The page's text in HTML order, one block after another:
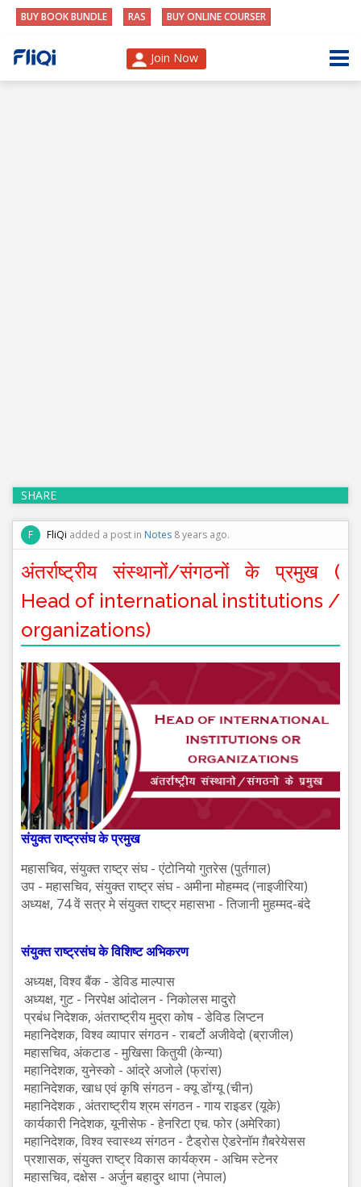
BUY BOOK BUNDLE RAS BUY ONLINE COURSER
Join Now
SHARE
F FliQi added a post in Notes 8 years ago.
अंतर्राष्ट्रीय संस्थानों/संगठनों के प्रमुख (
Head of international institutions /
organizations)
संयुक्तराष्ट्रसंघकेप्रमुख
महासचिव, संयुक्त राष्ट्र संघ - एंटोनियो गुतरेस (पुर्तगाल)
उप - महासचिव, संयुक्त राष्ट्र संघ - अमीना मोहम्मद (नाइजीरिया)
अध्यक्ष, 74 वें सत्र मे संयुक्त राष्ट्र महासभा - तिजानी मुहम्मद-बंदे
संयुक्तराष्ट्रसंघकेविशिष्टअभिकरण
अध्यक्ष, विश्व बैंक - डेविड माल्पास
अध्यक्ष, गुट - निरपेक्ष आंदोलन - निकोलस मादुरो
प्रबंध निदेशक, अंतराष्ट्रीय मुद्रा कोष - डेविड लिप्टन
महानिदेशक, विश्व व्यापार संगठन - राबर्टो अजीवेदो (ब्राजील)
महासचिव, अंकटाड - मुखिसा कितुयी (केन्या)
महानिदेशक, युनेस्को - आंद्रे अजोले (फ्रांस)
महानिदेशक, खाध एवं कृषि संगठन - क्यू डोंग्यू (चीन)
महानिदेशक , अंतराष्ट्रीय श्रम संगठन - गाय राइडर (यूके)
कार्यकारी निदेशक, यूनीसेफ - हेनरिटा एच. फोर (अमेरिका)
महानिदेशक, विश्व स्वास्थ्य संगठन - टैड्रोस ऐडरेनॉम ग़ैबरेयेसस
प्रशासक, संयुक्त राष्ट्र विकास कार्यक्रम - अचिम स्टेनर
महासचिव, दक्षेस - अर्जुन बहादुर थापा (नेपाल)